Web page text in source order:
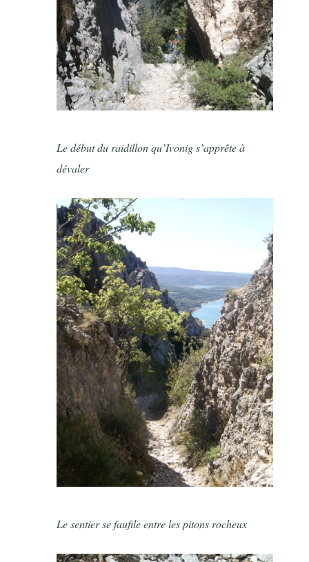
Le début du raidillon qu’Ivonig s’apprête à
dévaler
Le sentier se faufile entre les pitons rocheux